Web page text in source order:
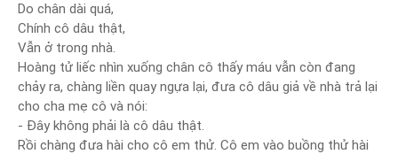
Do chân dài quá,
Chính cô dâu thật,
Vẫn ở trong nhà.
Hoàng tử liếc nhìn xuống chân cô thấy máu vẫn còn đang
chảy ra, chàng liền quay ngựa lại, đưa cô dâu giả về nhà trả lại
cho cha mẹ cô và nói:
- Đây không phải là cô dâu thật.
Rồi chàng đưa hài cho cô em thử. Cô em vào buồng thử hài